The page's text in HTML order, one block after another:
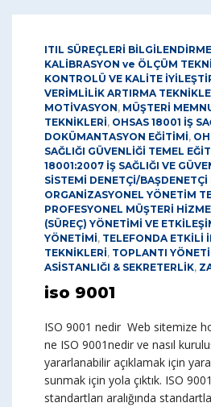
ITIL SÜREÇLERİ
KALİBRASYON ve ÖLÇÜM
KONTROLÜ VE KALİTE
VERİMLİLİK ARTIRMA
MOTİVASYON, MÜŞTERİ
TEKNİKLERİ, OHSAS 18001 İŞ
DOKÜMANTASYON EĞİTİMİ,
SAĞLIĞI GÜVENLİĞİ TEMEL
18001:2007 İŞ SAĞLIĞI VE
SİSTEMİ DENETÇİ/BAŞDENETÇİ
ORGANİZASYONEL YÖNETİM
PROFESYONEL MÜŞTERİ
(SÜREÇ) YÖNETİMİ VE
YÖNETİMİ, TELEFONDA ETKİLİ
TEKNİKLERİ, TOPLANTI
ASİSTANLIĞI & SEKRETERLİK,
iso 9001
ISO 9001 nedir Web sitemize
ne ISO 9001nedir ve nasıl
yararlanabilir açıklamak için
sunmak için yola çıktık. ISO
standartları aralığında